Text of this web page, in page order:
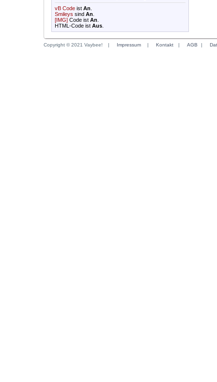
vB Code ist An
Smileys sind An
[IMG] Code ist An
HTML-Code ist Aus
Copyright © 2021 Vaybee! | Impressum | Kontakt | AGB |